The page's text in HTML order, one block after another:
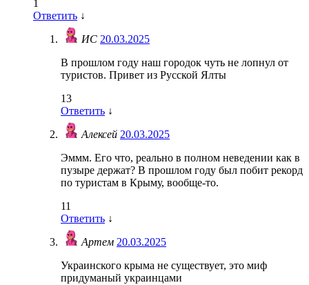
1
Ответить ↓
ИС 20.03.2025
В прошлом году наш городок чуть не лопнул от
туристов. Привет из Русской Ялты
13
Ответить ↓
Алексей 20.03.2025
Эммм. Его что, реально в полном неведении как в
пузыре держат? В прошлом году был побит рекорд
по туристам в Крыму, вообще-то.
11
Ответить ↓
Артем 20.03.2025
Украинского крыма не существует, это миф
придуманый украинцами